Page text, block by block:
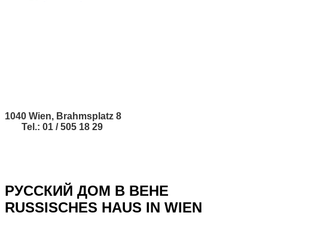
1040 Wien, Brahmsplatz 8
Tel.: 01 / 505 18 29
РУССКИЙ ДОМ В ВЕНЕ
RUSSISCHES HAUS IN WIEN